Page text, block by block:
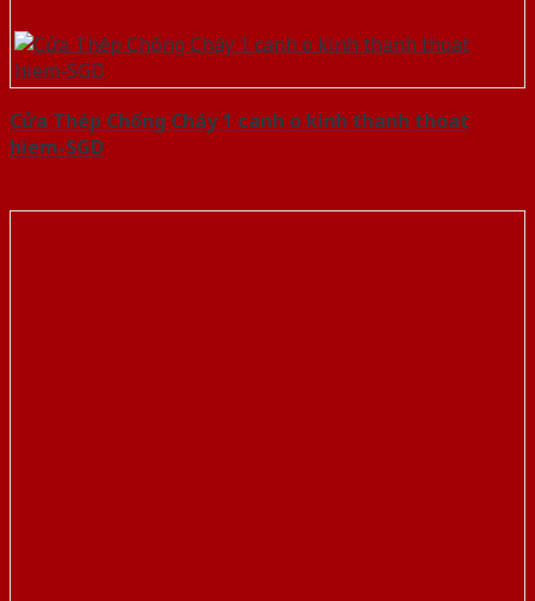
Cửa Thép Chống Cháy 1 canh o kinh thanh thoat
hiem-SGD